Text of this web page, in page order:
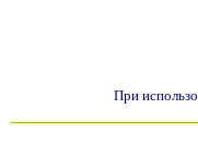
При